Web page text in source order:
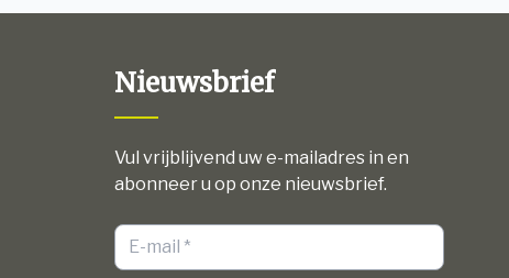
Nieuwsbrief
Vul vrijblijvend uw e-mailadres in en
abonneer u op onze nieuwsbrief.